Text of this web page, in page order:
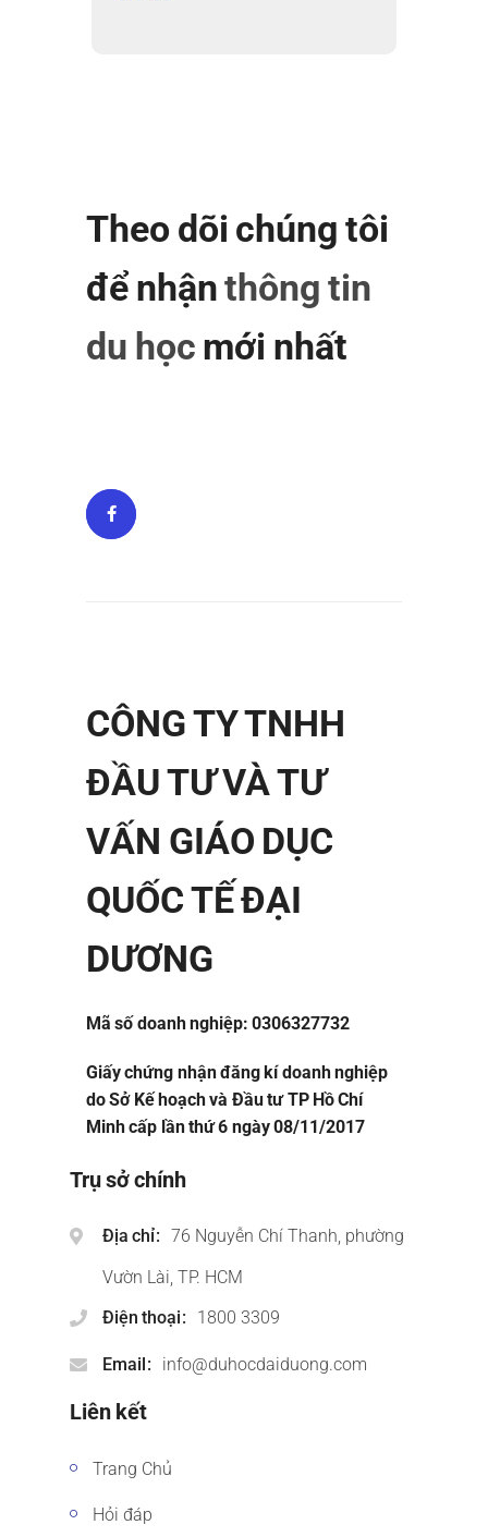
Theo dõi chúng tôi
để nhậnthông tin
du học mới nhất
CÔNG TY TNHH
ĐẦU TƯ VÀ TƯ
VẤN GIÁO DỤC
QUỐC TẾ ĐẠI
DƯƠNG
Mã số doanh nghiệp: 0306327732
Giấy chứng nhận đăng kí doanh nghiệp
do Sở Kế hoạch và Đầu tư TP Hồ Chí
Minh cấp lần thứ 6 ngày 08/11/2017
Trụ sở chính
Địa chỉ
76 Nguyễn Chí Thanh, phường
Vườn Lài, TP. HCM
Điện thoại
1800 3309
Email info@duhocdaiduong.com
Liên kết
Trang Chủ
Hỏi đáp